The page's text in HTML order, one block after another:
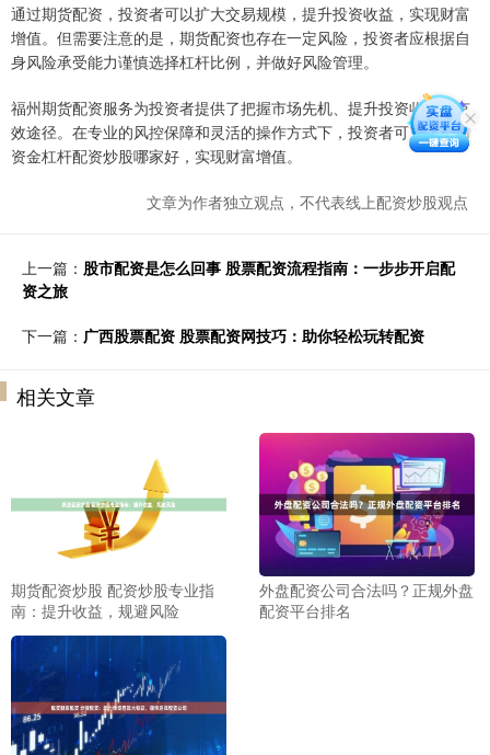
通过期货配资，投资者可以扩大交易规模，提升投资收益，实现财富
增值。但需要注意的是，期货配资也存在一定风险，投资者应根据自
身风险承受能力谨慎选择杠杆比例，并做好风险管理。
福州期货配资服务为投资者提供了把握市场先机、提升投资收益的有
效途径。在专业的风控保障和灵活的操作方式下，投资者可充分利用
资金杠杆配资炒股哪家好，实现财富增值。
文章为作者独立观点，不代表线上配资炒股观点
上一篇： 股市配资是怎么回事 股票配资流程指南：一步步开启配
资之旅
下一篇： 广西股票配资 股票配资网技巧：助你轻松玩转配资
相关文章
期货配资炒股 配资炒股专业指
南：提升收益，规避风险
外盘配资公司合法吗？正规外盘
配资平台排名